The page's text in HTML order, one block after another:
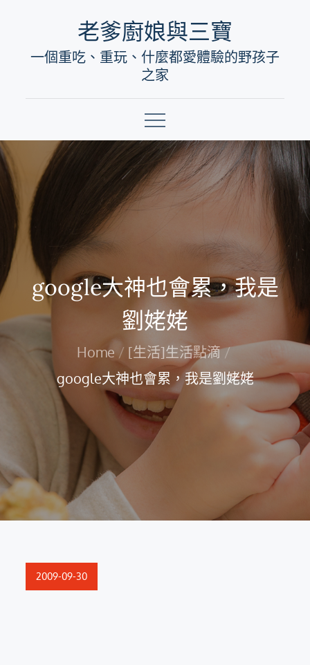
content
老爹廚娘與三寶
一個重吃、重玩、什麼都愛體驗的野孩子
之家
google大神也會累，我是
劉姥姥
Home
[生活]生活點滴
google大神也會累，我是劉姥姥
Posted
2009-09-30